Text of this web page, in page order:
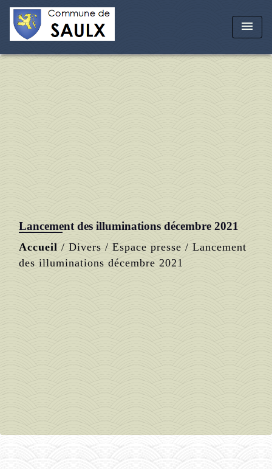
menu
Lancement des illuminations décembre 2021
Accueil / Divers / Espace presse / Lancement
des illuminations décembre 2021